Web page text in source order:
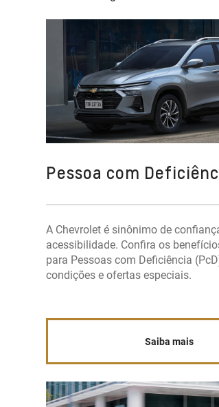
Pessoa com
A Chevrolet é sinônimo de
acessibilidade. Confira os
para Pessoas com Deficiência
condições e ofertas especiais.
Saiba mais